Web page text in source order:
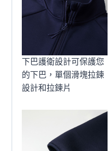
下巴護衛設計可保護您
的下巴，單個滑塊拉鍊
設計和拉鍊片